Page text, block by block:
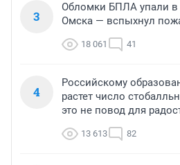
3
Обломки БПЛА упали в
Омска — вспыхнул
18 061 41
4
Российскому
растет число
это не повод для
13 613 82